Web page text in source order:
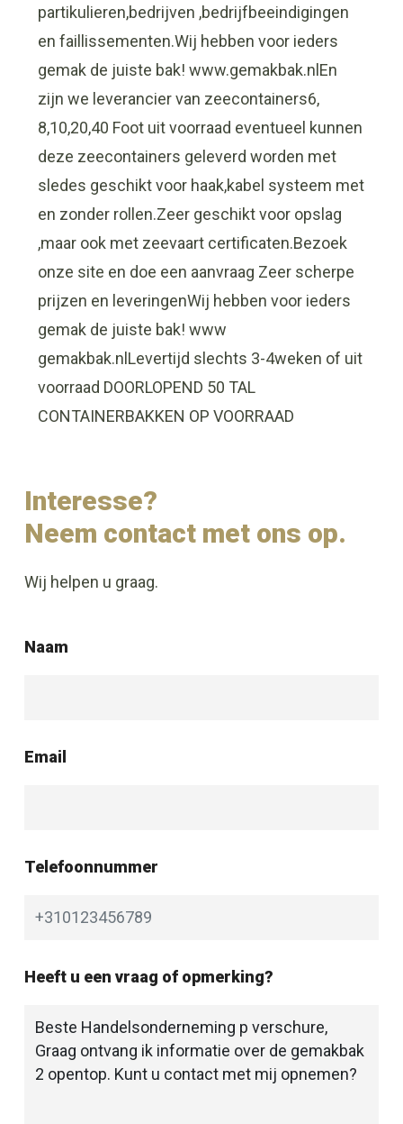
partikulieren,bedrijven ,bedrijfbeeindigingen
en faillissementen.Wij hebben voor ieders
gemak de juiste bak! www.gemakbak.nlEn
zijn we leverancier van zeecontainers6,
8,10,20,40 Foot uit voorraad eventueel kunnen
deze zeecontainers geleverd worden met
sledes geschikt voor haak,kabel systeem met
en zonder rollen.Zeer geschikt voor opslag
,maar ook met zeevaart certificaten.Bezoek
onze site en doe een aanvraag Zeer scherpe
prijzen en leveringenWij hebben voor ieders
gemak de juiste bak! www
gemakbak.nlLevertijd slechts 3-4weken of uit
voorraad DOORLOPEND 50 TAL
CONTAINERBAKKEN OP VOORRAAD
Interesse?
Neem contact met ons op.
Wij helpen u graag.
Naam
Email
Telefoonnummer
Heeft u een vraag of opmerking?